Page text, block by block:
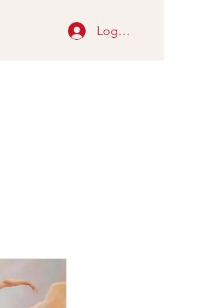
Logga in